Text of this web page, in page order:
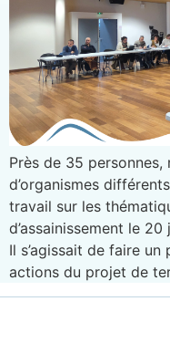
Près de 35
d’organismes
travail sur les
d’assainissement le
Il s’agissait de faire un
actions du projet de